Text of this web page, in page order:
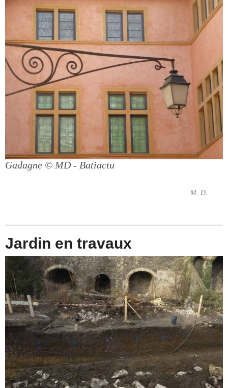
Gadagne © MD - Batiactu
M. D.
Jardin en travaux